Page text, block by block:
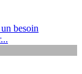
besoin